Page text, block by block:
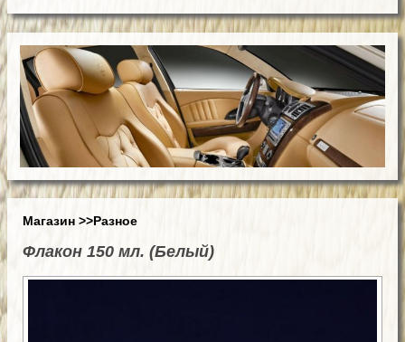
Магазин >>Разное
Флакон 150 мл. (Белый)